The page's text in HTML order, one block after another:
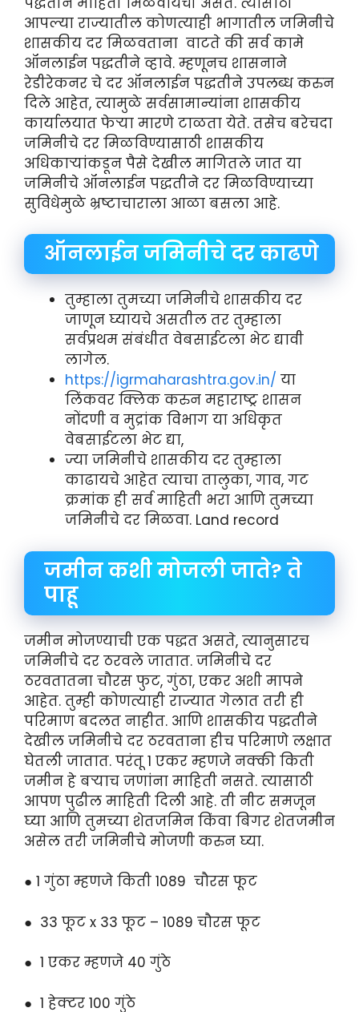
आपल्या राज्यातील कोणत्याही भागातील जमिनीचे
शासकीय दर मिळवताना वाटते की सर्व कामे
ऑनलाईन पद्धतीने व्हावे. म्हणूनच शासनाने
रेडीरेकनर चे दर ऑनलाईन पद्धतीने उपलब्ध करुन
दिले आहेत, त्यामुळे सर्वसामान्यांना शासकीय
कार्यालयात फेऱ्या मारणे टाळता येते. तसेच बरेचदा
जमिनीचे दर मिळविण्यासाठी शासकीय
अधिकाऱ्यांकडून पैसे देखील मागितले जात या
जमिनीचे ऑनलाईन पद्धतीने दर मिळविण्याच्या
सुविधेमुळे भ्रष्टाचाराला आळा बसला आहे.
ऑनलाईन जमिनीचे दर काढणे
तुम्हाला तुमच्या जमिनीचे शासकीय दर
जाणून घ्यायचे असतील तर तुम्हाला
सर्वप्रथम संबंधीत वेबसाईटला भेट द्यावी
लागेल.
https://igrmaharashtra.gov.in/ या
लिंकवर क्लिक करुन महाराष्ट्र शासन
नोंदणी व मुद्रांक विभाग या अधिकृत
वेबसाईटला भेट द्या,
ज्या जमिनीचे शासकीय दर तुम्हाला
काढायचे आहेत त्याचा तालुका, गाव, गट
क्रमांक ही सर्व माहिती भरा आणि तुमच्या
जमिनीचे दर मिळवा. Land record
जमीन कशी मोजली जाते? ते
पाहू
जमीन मोजण्याची एक पद्धत असते, त्यानुसारच
जमिनीचे दर ठरवले जातात. जमिनीचे दर
ठरवतातना चौरस फुट, गुंठा, एकर अशी मापने
आहेत. तुम्ही कोणत्याही राज्यात गेलात तरी ही
परिमाण बदलत नाहीत. आणि शासकीय पद्धतीने
देखील जमिनीचे दर ठरवताना हीच परिमाणे लक्षात
घेतली जातात. परंतू 1 एकर म्हणजे नक्की किती
जमीन हे बऱ्याच जणांना माहिती नसते. त्यासाठी
आपण पुढील माहिती दिली आहे. ती नीट समजून
घ्या आणि तुमच्या शेतजमिन किंवा बिगर शेतजमीन
असेल तरी जमिनीचे मोजणी करुन घ्या.
● 1 गुंठा म्हणजे किती 1089 चौरस फूट
● 33 फूट x 33 फूट – 1089 चौरस फूट
● 1 एकर म्हणजे 40 गुंठे
● 1 हेक्टर 100 गुंठे